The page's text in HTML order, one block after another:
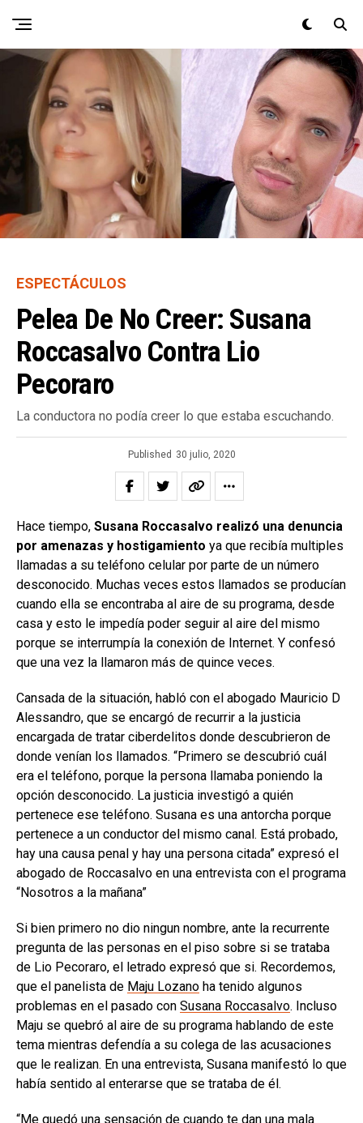
ESPECTÁCULOS
Pelea De No Creer: Susana
Roccasalvo Contra Lio
Pecoraro
La conductora no podía creer lo que estaba escuchando.
Published 30 julio, 2020
Hace tiempo, Susana Roccasalvo realizó una denuncia
por amenazas y hostigamiento ya que recibía multiples
llamadas a su teléfono celular por parte de un número
desconocido. Muchas veces estos llamados se producían
cuando ella se encontraba al aire de su programa, desde
casa y esto le impedía poder seguir al aire del mismo
porque se interrumpía la conexión de Internet. Y confesó
que una vez la llamaron más de quince veces.
Cansada de la situación, habló con el abogado Mauricio D
Alessandro, que se encargó de recurrir a la justicia
encargada de tratar ciberdelitos donde descubrieron de
donde venían los llamados. “Primero se descubrió cuál
era el teléfono, porque la persona llamaba poniendo la
opción desconocido. La justicia investigó a quién
pertenece ese teléfono. Susana es una antorcha porque
pertenece a un conductor del mismo canal. Está probado,
hay una causa penal y hay una persona citada” expresó el
abogado de Roccasalvo en una entrevista con el programa
“Nosotros a la mañana”
Si bien primero no dio ningun nombre, ante la recurrente
pregunta de las personas en el piso sobre si se trataba
de Lio Pecoraro, el letrado expresó que si. Recordemos,
que el panelista de Maju Lozano ha tenido algunos
problemas en el pasado con Susana Roccasalvo. Incluso
Maju se quebró al aire de su programa hablando de este
tema mientras defendía a su colega de las acusaciones
que le realizan. En una entrevista, Susana manifestó lo que
había sentido al enterarse que se trataba de él.
“Me quedó una sensación de cuando te dan una mala